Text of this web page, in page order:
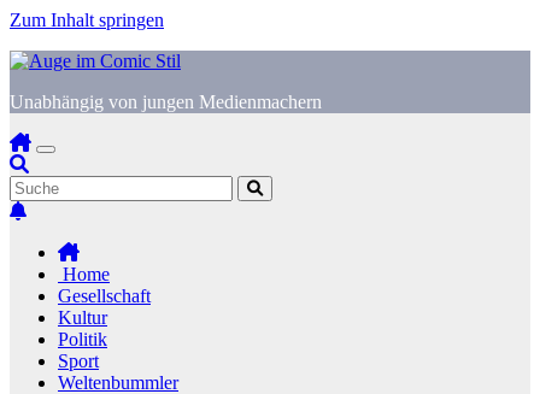
Zum Inhalt springen
Unabhängig von jungen Medienmachern
Home
Gesellschaft
Kultur
Politik
Sport
Weltenbummler